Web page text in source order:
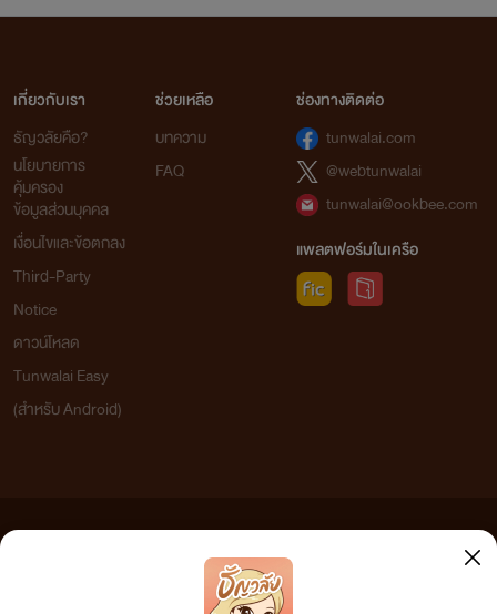
เกี่ยวกับเรา
ธัญวลัยคือ?
นโยบายการ
คุ้มครอง
ข้อมูลส่วนบุคคล
เงื่อนไขและข้อตกลง
Third-Party
Notice
ดาวน์โหลด
Tunwalai Easy
(สำหรับ Android)
ช่วยเหลือ
บทความ
FAQ
ช่องทางติดต่อ
tunwalai.com
@webtunwalai
tunwalai@ookbee.com
แพลตฟอร์มในเครือ
เว็บไซต์แห่งนี้ไม่ได้เห็นด้วยและไม่ขอรับผิดชอบต่อข้อความใดๆ ทั้งสิ้น ดังนั้นผู้อ่านทุกท่านโปรดใช้
วิจารณญาณในการกลั่นกรองด้วยตนเอง และหากท่านพบข้อความใดๆ ที่ขัดต่อกฎหมายและศีลธรรม